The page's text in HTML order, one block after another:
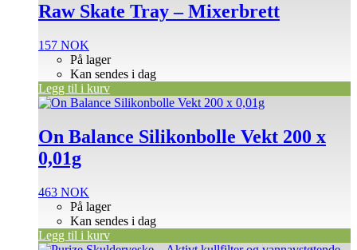
Raw Skate Tray – Mixerbrett
157 NOK
På lager
Kan sendes i dag
Legg til i kurv
On Balance Silikonbolle Vekt 200 x
0,01g
463 NOK
På lager
Kan sendes i dag
Legg til i kurv